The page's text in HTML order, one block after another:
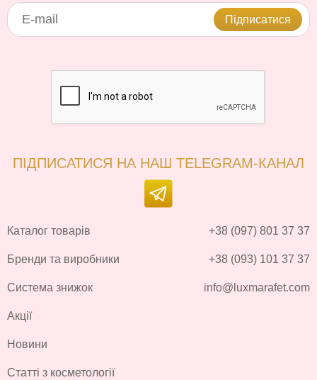
Підписатися
ПІДПИСАТИСЯ НА НАШ TELEGRAM-КАНАЛ
Каталог товарів
Бренди та виробники
Система знижок
Акції
Новини
Статті з косметології
+38 (097) 801 37 37
+38 (093) 101 37 37
info@luxmarafet.com